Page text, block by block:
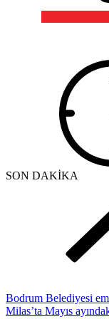
SON DAKİKA
Bodrum Belediyesi
Milas’ta Mayıs